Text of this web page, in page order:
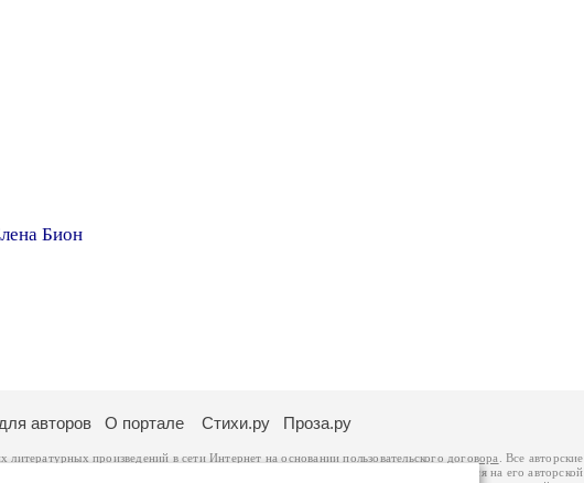
Бион
авторов О портале Стихи.ру Проза.ру
литературных произведений в сети Интернет на основаниипользовательского договора
. Все авторские
возможна только с согласия его автора, к которому вы можете обратиться на его авторской